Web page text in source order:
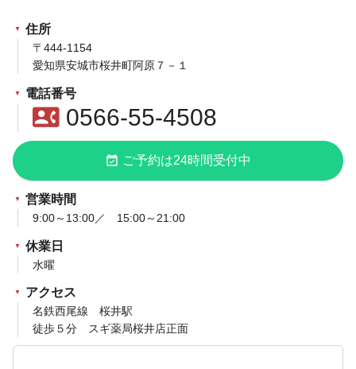
住所
〒444-1154
愛知県安城市桜井町阿原７－１
電話番号
contact_phone0566-55-4508
event_available ご予約は24時間受付中
営業時間
9:00～13:00／ 15:00～21:00
休業日
水曜
アクセス
名鉄西尾線 桜井駅
徒歩５分 スギ薬局桜井店正面